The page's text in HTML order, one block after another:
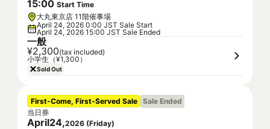
15:00 Start Time
大丸東京店 11階催事場
April 24, 2026 0:00 JST Sale Start
April 24, 2026 15:00 JST Sale Ended
一般
¥2,300(tax included)
小学生（¥1,300）
Sold Out
First-Come, First-Served Sale Sale Ended
当日券
April24,2026 (Friday)